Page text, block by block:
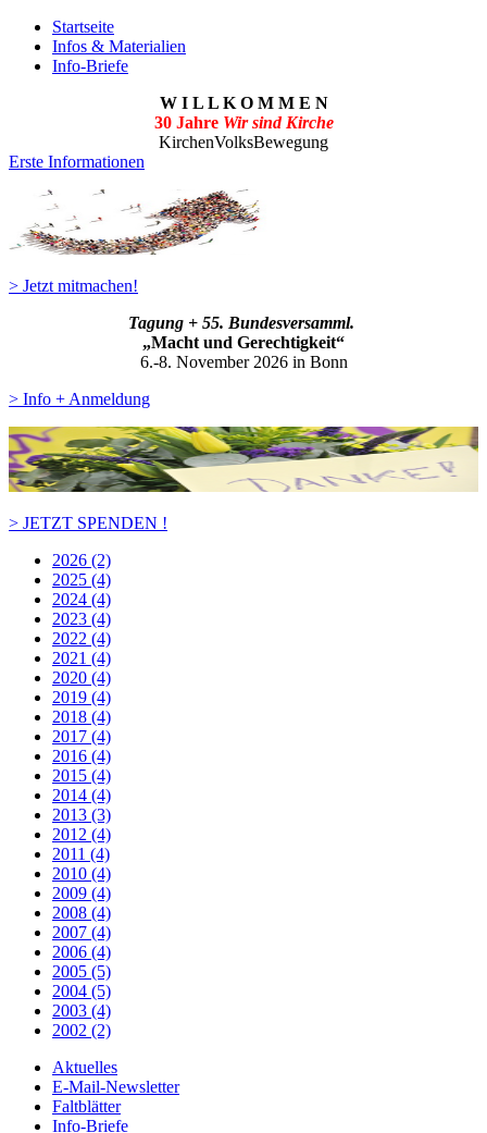
Startseite
Infos & Materialien
Info-Briefe
W I L L K O M M E N
30 Jahre Wir sind Kirche
KirchenVolksBewegung
Erste Informationen
> Jetzt mitmachen!
Tagung + 55. Bundesversamml.
„Macht und Gerechtigkeit“
6.-8. November 2026 in Bonn
> Info + Anmeldung
> JETZT SPENDEN !
2026 (2)
2025 (4)
2024 (4)
2023 (4)
2022 (4)
2021 (4)
2020 (4)
2019 (4)
2018 (4)
2017 (4)
2016 (4)
2015 (4)
2014 (4)
2013 (3)
2012 (4)
2011 (4)
2010 (4)
2009 (4)
2008 (4)
2007 (4)
2006 (4)
2005 (5)
2004 (5)
2003 (4)
2002 (2)
Aktuelles
E-Mail-Newsletter
Faltblätter
Info-Briefe